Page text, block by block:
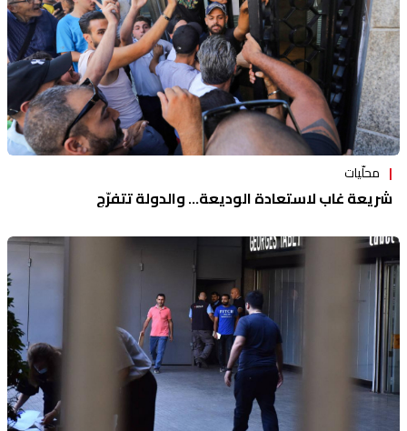
محلّيات
شريعة غاب لاستعادة الوديعة... والدولة تتفرّج